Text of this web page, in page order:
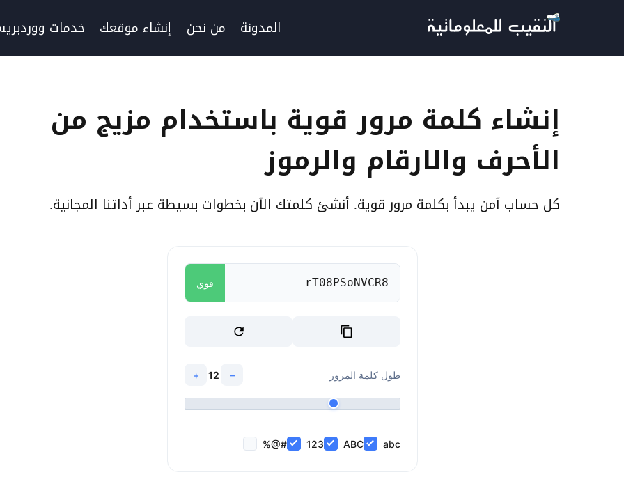
المحتوى
المدونة من نحن إنشاء موقعك خدمات
إنشاء كلمة مرور قوية باستخدام مزيج من
الأحرف والارقام والرموز
كل حساب آمن يبدأ بكلمة مرور قوية. أنشئ كلمتك الآن بخطوات بسيطة عبر أداتنا المجانية.
قوي
طول كلمة المرور –
12
+
abc
ABC
123
#@%